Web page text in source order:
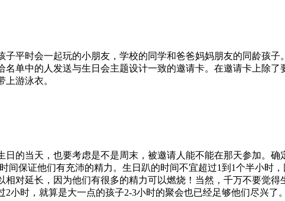
平时会一起玩的小朋友，学校的同学和爸爸妈妈朋友的同龄孩
单中的人发送与生日会主题设计一致的邀请卡。在邀请卡上除
游泳衣。
的当天，也要考虑是不是周末，被邀请人能不能在那天参加。确
间保证他们有充沛的精力。生日趴的时间不宜超过1到1个半小时
相对延长，因为他们有很多的精力可以燃烧！当然，千万不要觉
小时，就算是大一点的孩子2-3小时的聚会也已经足够他们尽兴了。